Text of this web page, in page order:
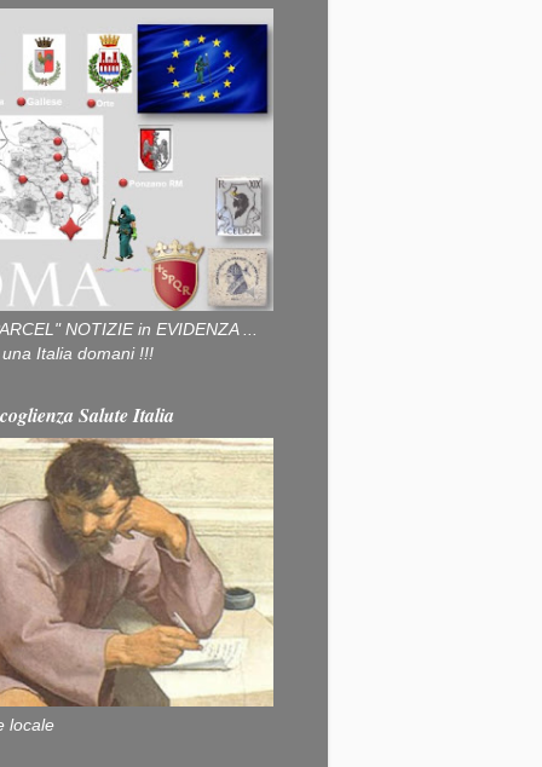
NOTIZIE in EVIDENZA ...
Italia domani !!!
Salute Italia
locale